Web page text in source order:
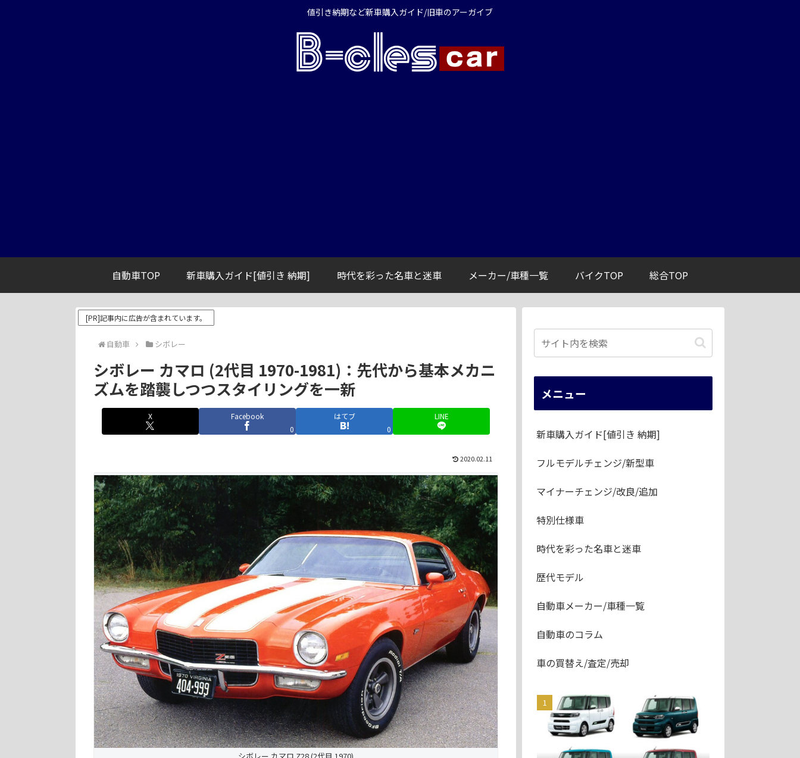
値引き納期など新車購入ガイド/旧車のアーガイブ
自動車TOP 新車購入ガイド[値引き 納期] 時代を彩った名車と迷車 メーカー/車種一覧 バイクTOP 総合TOP
[PR]記事内に広告が含まれています。
自動車 シボレー
シボレー カマロ (2代目 1970-1981)：先代から基本メカニ
ズムを踏襲しつつスタイリングを一新
X
Facebook
0
はてブ
0
LINE
2020.02.11
メニュー
新車購入ガイド[値引き 納期]
フルモデルチェンジ/新型車
マイナーチェンジ/改良/追加
特別仕様車
時代を彩った名車と迷車
歴代モデル
自動車メーカー/車種一覧
自動車のコラム
車の買替え/査定/売却